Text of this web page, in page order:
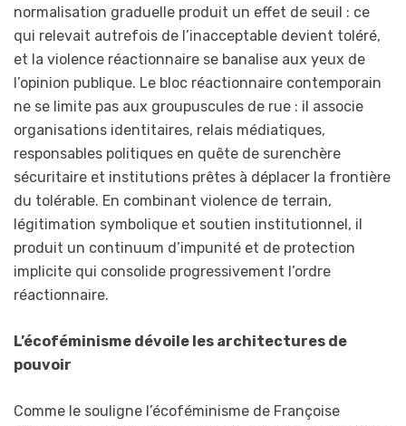
normalisation graduelle produit un effet de seuil : ce
qui relevait autrefois de l’inacceptable devient toléré,
et la violence réactionnaire se banalise aux yeux de
l’opinion publique. Le bloc réactionnaire contemporain
ne se limite pas aux groupuscules de rue : il associe
organisations identitaires, relais médiatiques,
responsables politiques en quête de surenchère
sécuritaire et institutions prêtes à déplacer la frontière
du tolérable. En combinant violence de terrain,
légitimation symbolique et soutien institutionnel, il
produit un continuum d’impunité et de protection
implicite qui consolide progressivement l’ordre
réactionnaire.
L’écoféminisme dévoile les architectures de
pouvoir
Comme le souligne l’écoféminisme de Françoise